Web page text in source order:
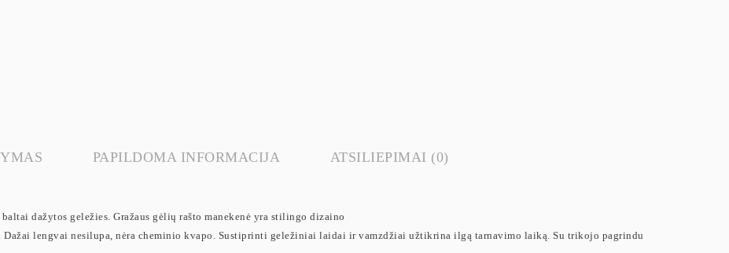
PAPILDOMA INFORMACIJA ATSILIEPIMAI (0)
dažytos geležies. Gražaus gėlių rašto manekenė yra stilingo dizaino
Dažai lengvai nesilupa, nėra cheminio kvapo. Sustiprinti geležiniai laidai ir vamzdžiai užtikrina ilgą tarnavimo laiką. Su trikojo pagrindu